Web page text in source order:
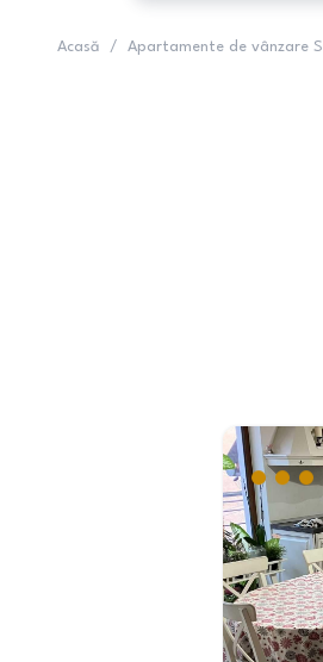
Acasă / Apartamente de vânzare